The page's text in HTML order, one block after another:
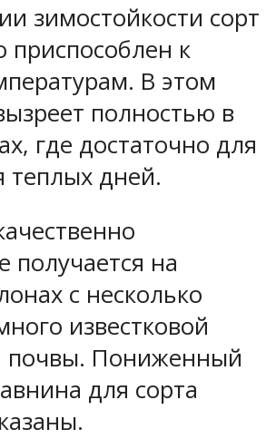
зимостойкости сорт
приспособлен к
В этом
полностью в
где достаточно для
теплых дней.
получается на
с несколько
известковой
почвы. Пониженный
для сорта